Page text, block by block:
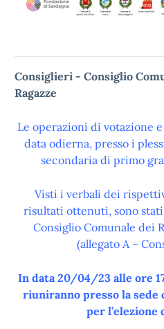
Consiglieri - Consiglio
Ragazze
Le operazioni di votazione
data odierna, presso i
secondaria di primo
Visti i verbali dei
risultati ottenuti, sono
Consiglio Comunale dei
(allegato A –
In data 20/04/23 alle ore
riuniranno presso la sede
per l’elezione